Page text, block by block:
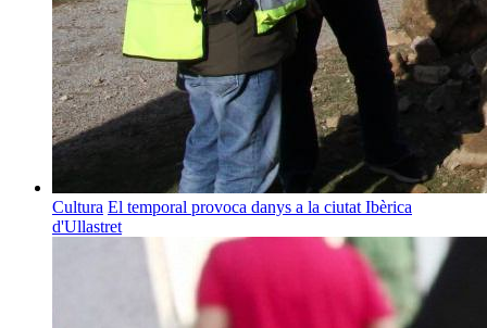
Cultura El temporal provoca danys a la ciutat Ibèrica
d'Ullastret